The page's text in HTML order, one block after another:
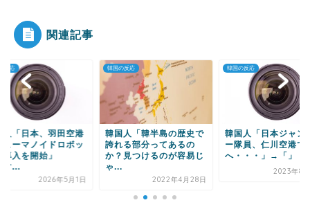
Powered by livedoor 相互RSS
関連記事
反応
人「韓半島の歴史で
る部分ってあるの
見つけるのが容易じ
2022年4月28日
韓国の反応
韓国人「日本ジャンボリ
ー隊員、仁川空港で野宿
へ・・・」→「」
韓国の反応
韓国人「米国にとっ
国も捨てることがで
いカードだろ？日本